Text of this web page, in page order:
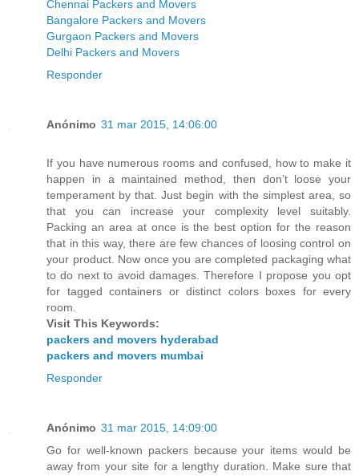
Chennai Packers and Movers
Bangalore Packers and Movers
Gurgaon Packers and Movers
Delhi Packers and Movers
Responder
Anónimo 31 mar 2015, 14:06:00
If you have numerous rooms and confused, how to make it
happen in a maintained method, then don’t loose your
temperament by that. Just begin with the simplest area, so
that you can increase your complexity level suitably.
Packing an area at once is the best option for the reason
that in this way, there are few chances of loosing control on
your product. Now once you are completed packaging what
to do next to avoid damages. Therefore I propose you opt
for tagged containers or distinct colors boxes for every
room.
Visit This Keywords:
packers and movers hyderabad
packers and movers mumbai
Responder
Anónimo 31 mar 2015, 14:09:00
Go for well-known packers because your items would be
away from your site for a lengthy duration. Make sure that